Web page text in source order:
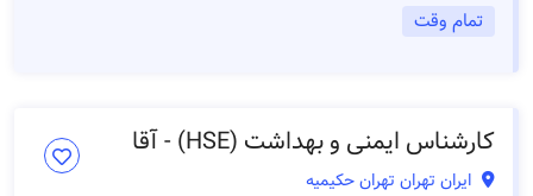
تمام وقت
کارشناس ایمنی و بهداشت (HSE) - آقا
ایران تهران تهران حکیمیه